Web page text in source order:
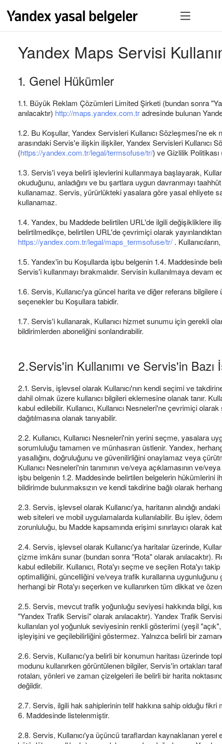
Yandex Maps Servisi
1. Genel Hükümler
1.1. Büyük Reklam Çözümleri Limited Şirketi (bundan sonra
anılacaktır) http://maps.yandex.com.tradresinde bulunan
1.2. Bu Koşullar, Yandex Servisleri Kullanıcı Sözleşmesi'ne ek
arasındaki Servis'e ilişkin ilişkiler, Yandex Servisleri Kullanıcı
(https://yandex.com.tr/legal/termsofuse/tr/) ve Gizlilik Politikası
1.3. Servis'i veya belirli işlevlerini kullanmaya başlayarak,
okuduğunu, anladığını ve bu şartlara uygun davranmayı
kullanamaz. Servis, yürürlükteki yasalara göre yasal ehliyete
kullanamaz.
1.4. Yandex, bu Maddede belirtilen URL'de ilgili değişikliklere
belirtilmedikçe, belirtilen URL'de çevrimiçi olarak
https://yandex.com.tr/legal/maps_termsofuse/tr/ .
1.5. Yandex'in bu Koşullarda işbu belgenin 1.4. Maddesinde
Servis'i kullanmayı bırakmalıdır. Servisin kullanılmaya devam
1.6. Servis, Kullanıcı'ya güncel harita ve diğer referans
seçenekler bu Koşullara tabidir.
1.7. Servis'i kullanarak, Kullanıcı hizmet sunumu için gerekli
bildirimlerden aboneliğini sonlandırabilir.
2.Servis'in Kullanımı ve Servis'in Bazı
2.1. Servis, işlevsel olarak Kullanıcı'nın kendi seçimi ve
dahil olmak üzere kullanıcı bilgileri eklemesine olanak tanır.
kabul edilebilir. Kullanıcı, Kullanıcı Nesneleri'ne çevrimiçi
dağıtılmasına olanak tanıyabilir.
2.2. Kullanıcı, Kullanıcı Nesneleri'nin yerini seçme, yasalara
sorumluluğu tamamen ve münhasıran üstlenir. Yandex,
yasallığını, doğruluğunu ve güvenilirliğini onaylamaz veya
Kullanıcı Nesneleri'nin tanımının ve/veya açıklamasının ve/
işbu belgenin 1.2. Maddesinde belirtilen belgelerin hükümlerini
bildirimde bulunmaksızın ve kendi takdirine bağlı olarak
2.3. Servis, işlevsel olarak Kullanıcı'ya, haritanın alındığı
web siteleri ve mobil uygulamalarda kullanılabilir. Bu işlev,
zorunluluğu, bu Madde kapsamında erişimi sınırlayıcı olarak
2.4. Servis, işlevsel olarak Kullanıcı'ya haritalar üzerinde,
çizme imkânı sunar (bundan sonra "Rota" olarak anılacaktır).
kabul edilebilir. Kullanıcı, Rota'yı seçme ve seçilen Rota'yı
optimalliğini, güncelliğini ve/veya trafik kurallarına
herhangi bir Rota'yı seçerken ve kullanırken tüm dikkat ve özen
2.5. Servis, mevcut trafik yoğunluğu seviyesi hakkında bilgi,
"Yandex Trafik Servisi" olarak anılacaktır). Yandex Trafik
kullanılan yol yoğunluk seviyesinin renkli gösterimi (yeşil
işleyişini ve geçilebilirliğini göstermez. Yalnızca belirli bir
2.6. Servis, Kullanıcı'ya belirli bir konumun haritası üzerinde
modunu kullanırken görüntülenen bilgiler, Servis'in ortakları
rotaları, yönleri ve zaman çizelgeleri ile belirli bir harita
değildir.
2.7. Servis, ilgili hak sahiplerinin telif hakkına sahip olduğu fikri
6. Maddesinde listelenmiştir.
2.8. Servis, Kullanıcı'ya üçüncü taraflardan kaynaklanan